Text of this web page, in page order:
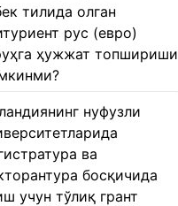
тилида олган
рус (евро)
ҳужжат топшириши
нуфузли
ва
босқичида
учун тўлиқ грант